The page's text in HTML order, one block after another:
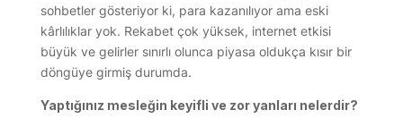
sohbetler gösteriyor ki, para kazanılıyor ama eski
kârlılıklar yok. Rekabet çok yüksek, internet etkisi
büyük ve gelirler sınırlı olunca piyasa oldukça kısır bir
döngüye girmiş durumda.
Yaptığınız mesleğin keyifli ve zor yanları nelerdir?